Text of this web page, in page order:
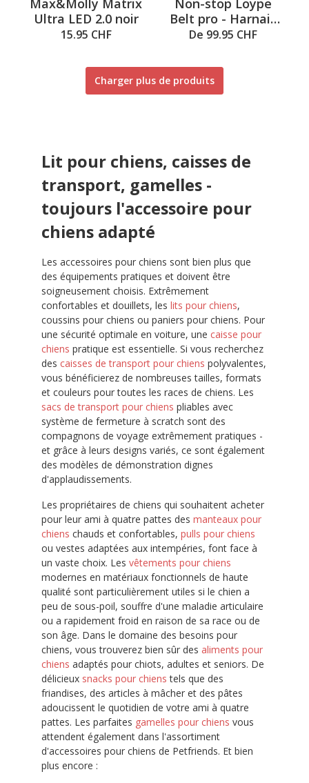
Max&Molly Matrix
Ultra LED 2.0 noir
15.95 CHF
Non-stop Loype
Belt pro - Harnais
pour pistes de ski
De 99.95 CHF
Charger plus de produits
Lit pour chiens, caisses de
transport, gamelles -
toujours l'accessoire pour
chiens adapté
Les accessoires pour chiens sont bien plus que
des équipements pratiques et doivent être
soigneusement choisis. Extrêmement
confortables et douillets, les lits pour chiens,
coussins pour chiens ou paniers pour chiens. Pour
une sécurité optimale en voiture, une caisse pour
chiens pratique est essentielle. Si vous recherchez
des caisses de transport pour chiens polyvalentes,
vous bénéficierez de nombreuses tailles, formats
et couleurs pour toutes les races de chiens. Les
sacs de transport pour chiens pliables avec
système de fermeture à scratch sont des
compagnons de voyage extrêmement pratiques -
et grâce à leurs designs variés, ce sont également
des modèles de démonstration dignes
d'applaudissements.
Les propriétaires de chiens qui souhaitent acheter
pour leur ami à quatre pattes des manteaux pour
chiens chauds et confortables, pulls pour chiens
ou vestes adaptées aux intempéries, font face à
un vaste choix. Les vêtements pour chiens
modernes en matériaux fonctionnels de haute
qualité sont particulièrement utiles si le chien a
peu de sous-poil, souffre d'une maladie articulaire
ou a rapidement froid en raison de sa race ou de
son âge. Dans le domaine des besoins pour
chiens, vous trouverez bien sûr des aliments pour
chiens adaptés pour chiots, adultes et seniors. De
délicieux snacks pour chiens tels que des
friandises, des articles à mâcher et des pâtes
adoucissent le quotidien de votre ami à quatre
pattes. Les parfaites gamelles pour chiens vous
attendent également dans l'assortiment
d'accessoires pour chiens de Petfriends. Et bien
plus encore :